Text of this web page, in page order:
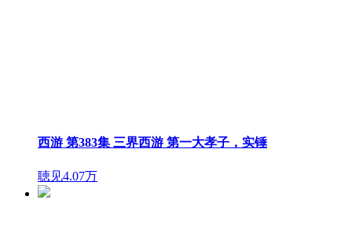
西游 第383集 三界西游 第一大孝子，实锤
聴见4.07万